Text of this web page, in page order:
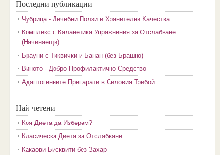
Последни публикации
Чубрица - Лечебни Ползи и Хранителни Качества
Комплекс с Каланетика Упражнения за Отслабване
(Начинаещи)
Брауни с Тиквички и Банан (без Брашно)
Виното - Добро Профилактично Средство
Адаптогенните Препарати в Силовия Трибой
Най-четени
Коя Диета да Изберем?
Класическа Диета за Отслабване
Какаови Бисквити без Захар